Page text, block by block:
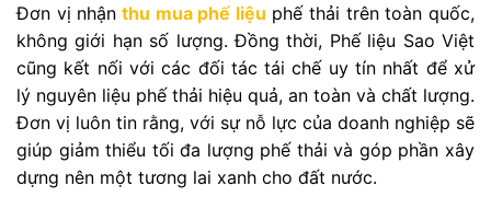
Đơn vị nhận thu mua phế liệu phế thải trên toàn quốc,
không giới hạn số lượng. Đồng thời, Phế liệu Sao Việt
cũng kết nối với các đối tác tái chế uy tín nhất để xử
lý nguyên liệu phế thải hiệu quả, an toàn và chất lượng.
Đơn vị luôn tin rằng, với sự nỗ lực của doanh nghiệp sẽ
giúp giảm thiểu tối đa lượng phế thải và góp phần xây
dựng nên một tương lai xanh cho đất nước.